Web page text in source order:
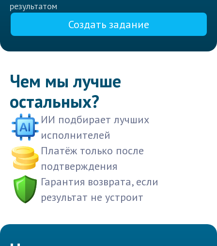
результатом
Создать задание
Чем мы лучше
остальных?
ИИ подбирает лучших
исполнителей
Платёж только после
подтверждения
Гарантия возврата, если
результат не устроит